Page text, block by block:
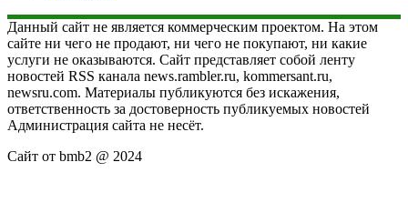
Данный сайт не является коммерческим проектом. На этом
сайте ни чего не продают, ни чего не покупают, ни какие
услуги не оказываются. Сайт представляет собой ленту
новостей RSS канала news.rambler.ru, kommersant.ru,
newsru.com. Материалы публикуются без искажения,
ответственность за достоверность публикуемых новостей
Администрация сайта не несёт.
Сайт от bmb2 @ 2024